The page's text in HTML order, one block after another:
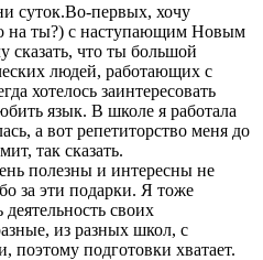
суток.Во-первых, хочу
на ты?) с наступающим Новым
сказать, что ты большой
людей, работающих с
хотелось заинтересовать
язык. В школе я работала
а вот репетиторство меня до
так сказать.
полезны и интересны не
за эти подарки. Я тоже
деятельность своих
из разных школ, с
поэтому подготовки хватает.